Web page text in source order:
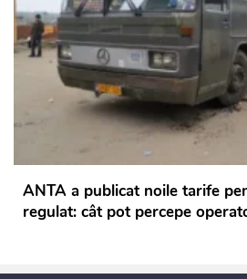
ANTA a publicat noile tarife
regulat: cât pot percepe